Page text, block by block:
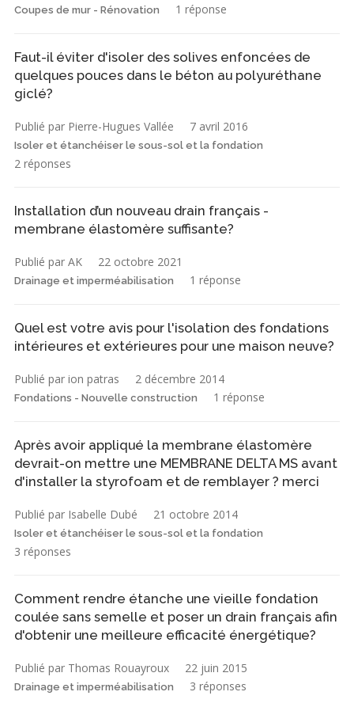
Coupes de mur - Rénovation 1 réponse
Faut-il éviter d'isoler des solives enfoncées de
quelques pouces dans le béton au polyuréthane
giclé?
Publié par Pierre-Hugues Vallée 7 avril 2016
Isoler et étanchéiser le sous-sol et la fondation
2 réponses
Installation d’un nouveau drain français -
membrane élastomère suffisante?
Publié par AK 22 octobre 2021
Drainage et imperméabilisation 1 réponse
Quel est votre avis pour l'isolation des fondations
intérieures et extérieures pour une maison neuve?
Publié par ion patras 2 décembre 2014
Fondations - Nouvelle construction 1 réponse
Après avoir appliqué la membrane élastomère
devrait-on mettre une MEMBRANE DELTA MS avant
d'installer la styrofoam et de remblayer ? merci
Publié par Isabelle Dubé 21 octobre 2014
Isoler et étanchéiser le sous-sol et la fondation
3 réponses
Comment rendre étanche une vieille fondation
coulée sans semelle et poser un drain français afin
d'obtenir une meilleure efficacité énergétique?
Publié par Thomas Rouayroux 22 juin 2015
Drainage et imperméabilisation 3 réponses